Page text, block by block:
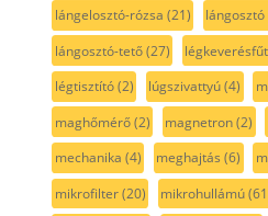
lángelosztó-rózsa (21) lángosztó
lángosztó-tető(27)
légtisztító(2) lúgszivattyú(4)
maghőmérő(2) magnetron(2)
mechanika (4) meghajtás (6)
mikrofilter(20) mikrohullámú